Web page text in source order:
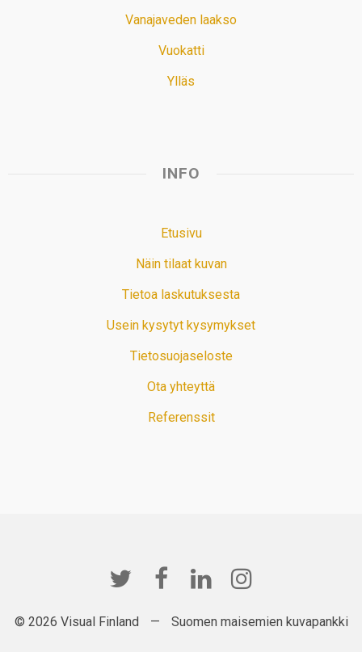
Vanajaveden laakso
Vuokatti
Ylläs
INFO
Etusivu
Näin tilaat kuvan
Tietoa laskutuksesta
Usein kysytyt kysymykset
Tietosuojaseloste
Ota yhteyttä
Referenssit
© 2026 Visual Finland — Suomen maisemien kuvapankki